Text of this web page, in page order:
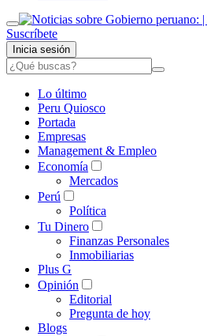
Suscríbete
Inicia sesión
Lo último
Peru Quiosco
Portada
Empresas
Management & Empleo
Economía
Mercados
Perú
Política
Tu Dinero
Finanzas Personales
Inmobiliarias
Plus G
Opinión
Editorial
Pregunta de hoy
Blogs